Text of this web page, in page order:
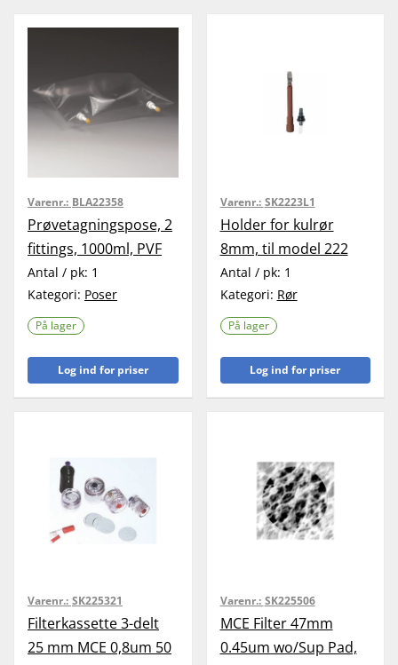
Varenr.: BLA22358
Prøvetagningspose, 2
fittings, 1000ml, PVF
Antal / pk: 1
Kategori: Poser
På lager
Log ind for priser
Varenr.: SK2223L1
Holder for kulrør
8mm, til model 222
Antal / pk: 1
Kategori: Rør
På lager
Log ind for priser
Varenr.: SK225321
Filterkassette 3-delt
25 mm MCE 0,8um 50
Varenr.: SK225506
MCE Filter 47mm
0.45um wo/Sup Pad,